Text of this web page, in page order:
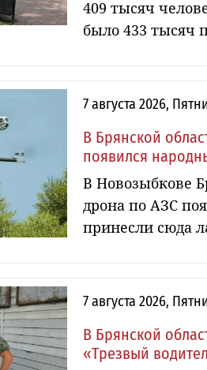
409 тысяч
было 433 тысяч
7 августа 2026,
В Брянской
появился
В Новозыбкове
дрона по АЗС
принесли сюда
7 августа 2026,
В Брянской
«Трезвый